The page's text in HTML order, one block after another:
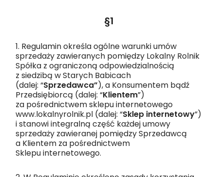
§1
1. Regulamin określa ogólne warunki umów
sprzedaży zawieranych pomiędzy Lokalny Rolnik
Spółka z ograniczoną odpowiedzialnością
z siedzibą w Starych Babicach
(dalej: “Sprzedawca”), a Konsumentem bądź
Przedsiębiorcą (dalej: “Klientem”)
za pośrednictwem sklepu internetowego
www.lokalnyrolnik.pl (dalej: “Sklep internetowy”)
i stanowi integralną część każdej umowy
sprzedaży zawieranej pomiędzy Sprzedawcą
a Klientem za pośrednictwem
Sklepu internetowego.